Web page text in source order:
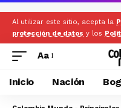
Al utilizar este sitio, acepta la
protección de datos y los
Aa
Inicio Nación